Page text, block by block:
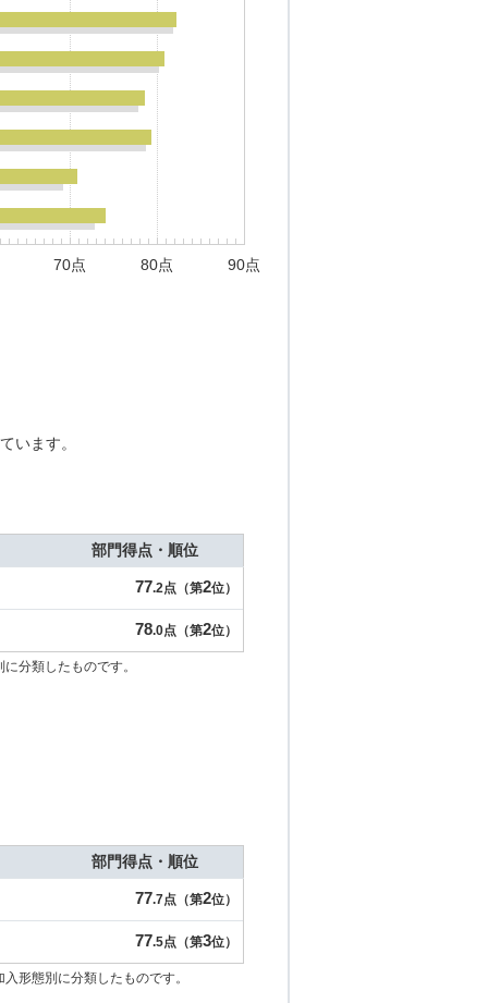
70点 80点 90点
います。
部門得点・順位
77.2点（第2位）
78.0点（第2位）
分類したものです。
部門得点・順位
77.7点（第2位）
77.5点（第3位）
形態別に分類したものです。